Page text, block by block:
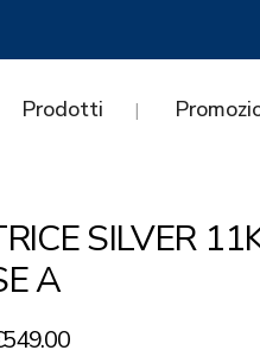
Prodotti
SILVER
A
549.00Il